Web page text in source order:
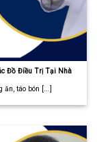
Đồ Điều Trị Tại Nhà
táo bón [...]